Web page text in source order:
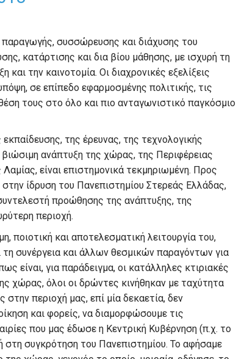
συσσώρευσης και διάχυσης του
κατάρτισης και δια βίου μάθησης, με ισχυρή τη
την καινοτομία. Οι διαχρονικές εξελίξεις
σε επίπεδο εφαρμοσμένης πολιτικής, τις
τους στο όλο και πιο ανταγωνιστικό παγκόσμιο
της έρευνας, της τεχνολογικής
ανάπτυξη της χώρας, της Περιφέρειας
είναι επιστημονικά τεκμηριωμένη. Προς
ίδρυση του Πανεπιστημίου Στερεάς Ελλάδας,
προώθησης της ανάπτυξης, της
περιοχή.
ποιοτική και αποτελεσματική λειτουργία του,
συνέργεια και άλλων θεσμικών παραγόντων για
είναι, για παράδειγμα, οι κατάλληλες κτιριακές
χώρας, όλοι οι δρώντες κινήθηκαν με ταχύτητα
περιοχή μας, επί μία δεκαετία, δεν
και φορείς, να διαμορφώσουμε τις
που μας έδωσε η Κεντρική Κυβέρνηση (π.χ. το
συγκρότηση του Πανεπιστημίου. Το αφήσαμε